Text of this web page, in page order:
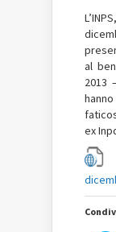
al
2013
ex